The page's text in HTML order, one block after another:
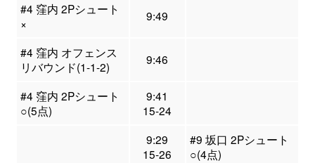
#4 窪内 2Pシュート
×
9:49
#4 窪内 オフェンス
リバウンド(1-1-2)
9:46
#4 窪内 2Pシュート
○(5点)
9:41
15-24
9:29
15-26
#9 坂口 2Pシュート
○(4点)